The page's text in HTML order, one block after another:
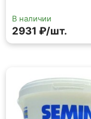
В наличии
2931 ₽/шт.